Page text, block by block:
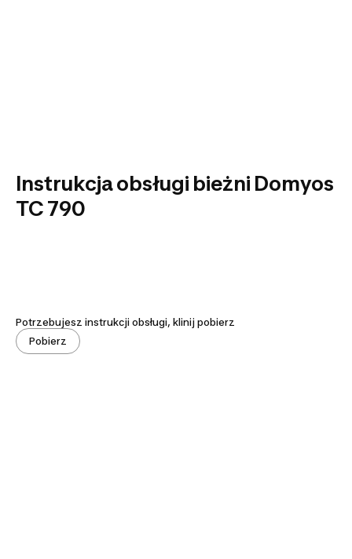
Instrukcja obsługi bieżni Domyos
TC 790
Potrzebujesz instrukcji obsługi, klinij pobierz
Pobierz